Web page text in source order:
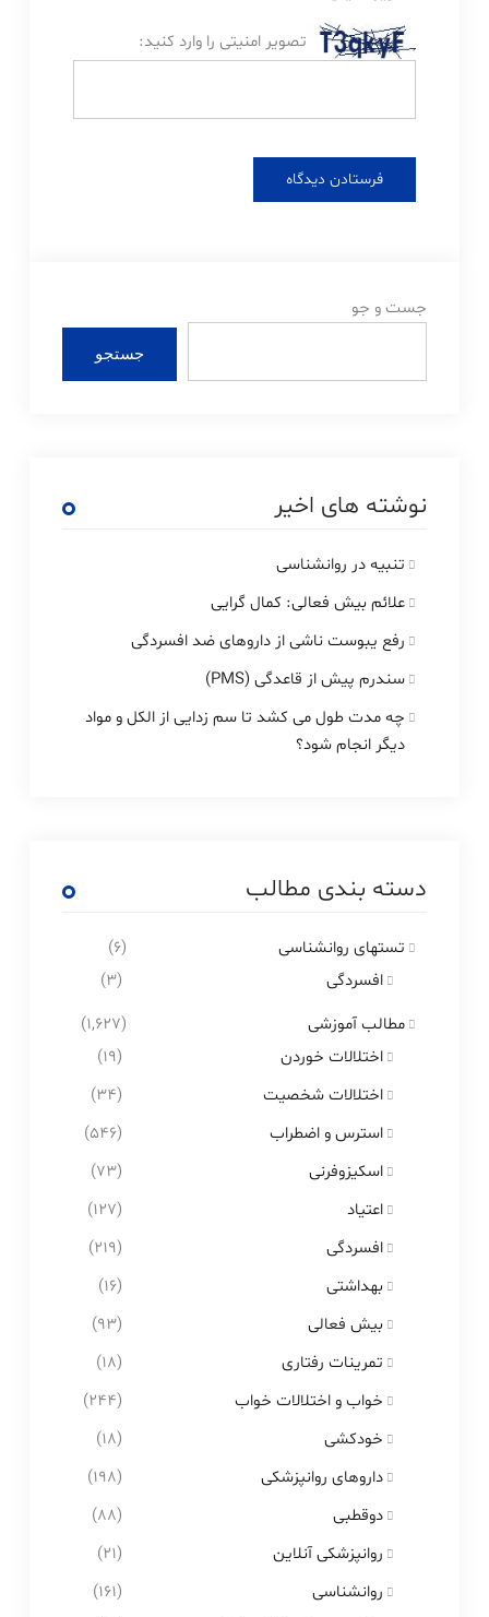
تصویر امنیتی را وارد کنید:
جست و جو
جستجو
نوشته های اخیر
تنبیه در روانشناسی
علائم بیش فعالی: کمال گرایی
رفع یبوست ناشی از داروهای ضد افسردگی
سندرم پیش از قاعدگی (PMS)
چه مدت طول می کشد تا سم زدایی از الکل و مواد
دیگر انجام شود؟
دسته بندی مطالب
تستهای روانشناسی
(6)
افسردگی
(3)
مطالب آموزشی
(1,627)
اختلالات خوردن
(19)
اختلالات شخصیت
(34)
استرس و اضطراب
(546)
اسکیزوفرنی
(73)
اعتیاد
(127)
افسردگی
(219)
بهداشتی
(16)
بیش فعالی
(93)
تمرینات رفتاری
(18)
خواب و اختلالات خواب
(244)
خودکشی
(18)
داروهای روانپزشکی
(198)
دوقطبی
(88)
روانپزشکی آنلاین
(21)
روانشناسی
(161)